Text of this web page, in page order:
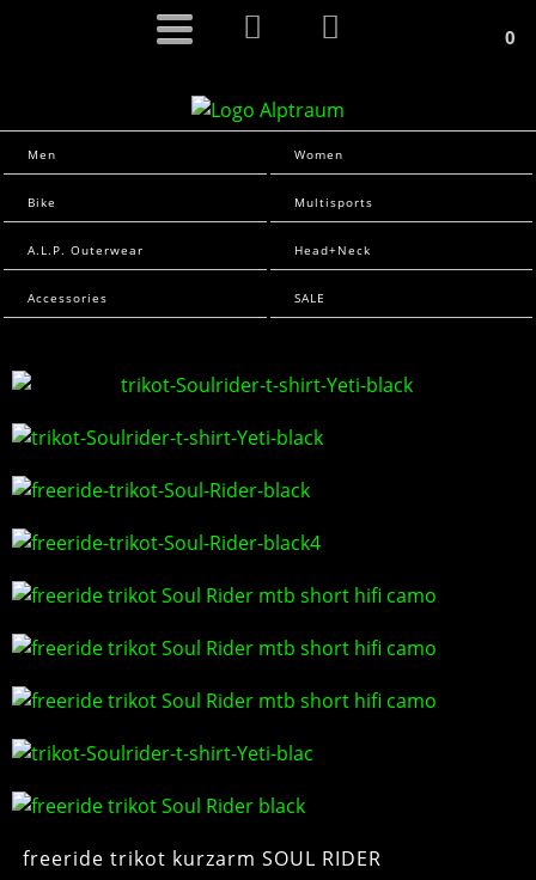
0
Men Women
Bike Multisports
A.L.P. Outerwear Head+Neck
Accessories SALE
freeride trikot kurzarm SOUL RIDER